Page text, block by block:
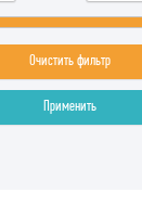
Очистить фильтр
Применить